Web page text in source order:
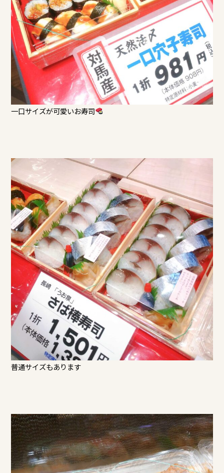
一口サイズが可愛いお寿司
普通サイズもあります